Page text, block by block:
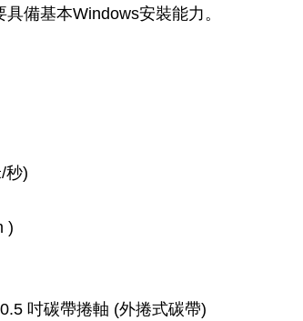
備基本Windows安裝能力。
秒)
)
吋碳帶捲軸 (外捲式碳帶)